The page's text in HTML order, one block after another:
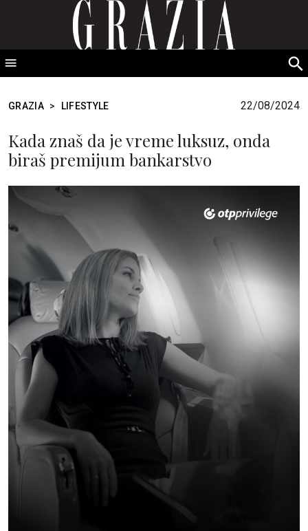
GRAZIA Srbija
GRAZIA > LIFESTYLE 22/08/2024
Kada znaš da je vreme luksuz, onda
biraš premijum bankarstvo